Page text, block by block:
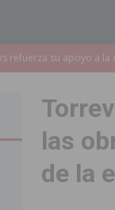
los objetivos de
un concierto
de Almoradí mejora
las
de la